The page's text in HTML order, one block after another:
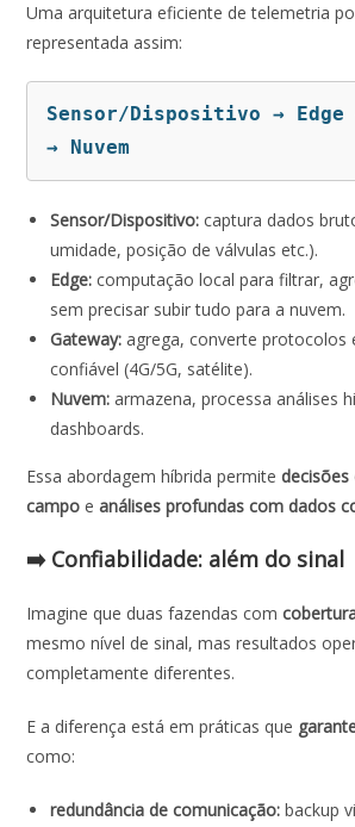
Uma arquitetura eficiente de telemetria
representada assim:
Sensor/Dispositivo → Edge
→ Nuvem
Sensor/Dispositivo: captura dados
umidade, posição de válvulas etc.).
Edge: computação local para filtrar,
sem precisar subir tudo para a nuvem.
Gateway: agrega, converte protocolos
confiável (4G/5G, satélite).
Nuvem: armazena, processa análises
dashboards.
Essa abordagem híbrida permite
campo eanálises profundas com dados
➡️ Confiabilidade: além do sinal
Imagine que duas fazendas com
mesmo nível de sinal, mas resultados
completamente diferentes.
E a diferença está em práticas que
como:
redundância de comunicação: backup